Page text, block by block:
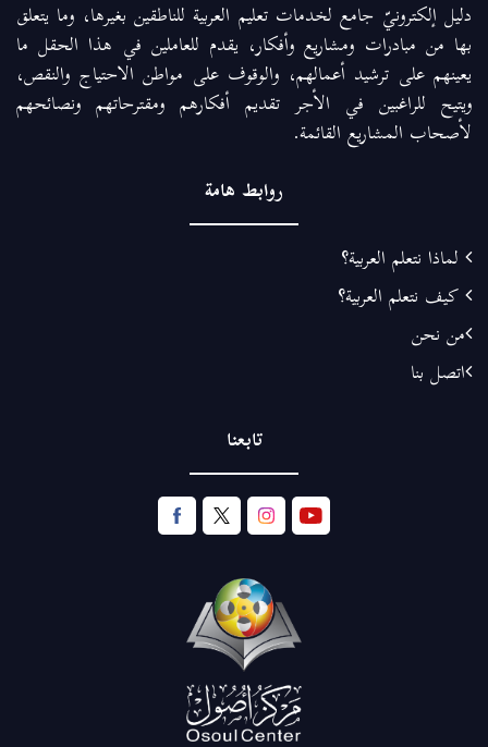
دليل إلكترونيّ جامع لخدمات تعليم العربية للناطقين بغيرها، وما يتعلق
بها من مبادرات ومشاريع وأفكار، يقدم للعاملين في هذا الحقل ما
يعينهم على ترشيد أعمالهم، والوقوف على مواطن الاحتياج والنقص،
ويتيح للراغبين في الأجر تقديم أفكارهم ومقترحاتهم ونصائحهم
لأصحاب المشاريع القائمة.
روابط هامة
لماذا نتعلم العربية؟
كيف نتعلم العربية؟
من نحن
اتصل بنا
تابعنا